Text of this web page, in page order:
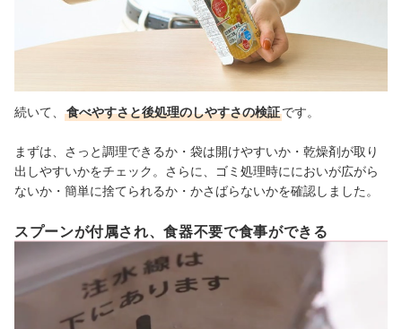
続いて、 食べやすさと後処理のしやすさの検証です。
まずは、さっと調理できるか・袋は開けやすいか・乾燥剤が取り
出しやすいかをチェック。さらに、ゴミ処理時ににおいが広がら
ないか・簡単に捨てられるか・かさばらないかを確認しました。
スプーンが付属され、食器不要で食事ができる